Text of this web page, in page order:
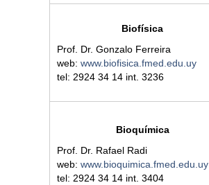
Biofísica
Prof. Dr. Gonzalo Ferreira
web:www.biofisica.fmed.edu.uy
tel: 2924 34 14 int.3236
Bioquímica
Prof. Dr. Rafael Radi
web:www.bioquimica.fmed.edu.uy
tel: 2924 34 14 int.3404